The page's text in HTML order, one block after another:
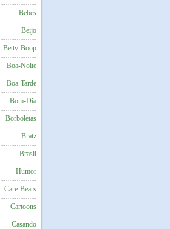
Bebes
Beijo
Betty-Boop
Boa-Noite
Boa-Tarde
Bom-Dia
Borboletas
Bratz
Brasil
Humor
Care-Bears
Cartoons
Casando